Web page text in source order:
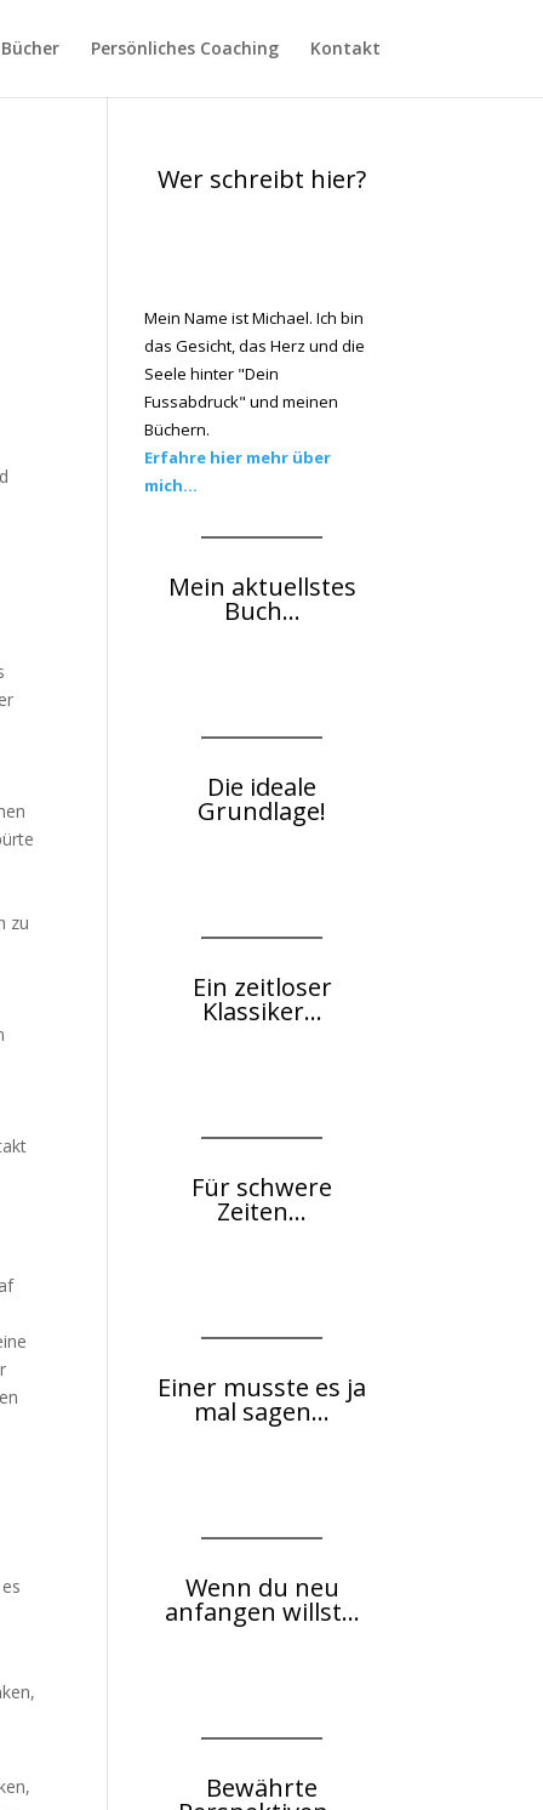
Bücher Persönliches Coaching Kontakt
zu
Wer schreibt hier?
Mein Name ist Michael. Ich bin
das Gesicht, das Herz und die
Seele hinter "Dein
Fussabdruck" und meinen
Büchern.
Erfahre hier mehr über
mich...
Mein aktuellstes
Buch...
Die ideale
Grundlage!
Ein zeitloser
Klassiker...
Für schwere
Zeiten...
Einer musste es ja
mal sagen...
Wenn du neu
anfangen willst...
Bewährte